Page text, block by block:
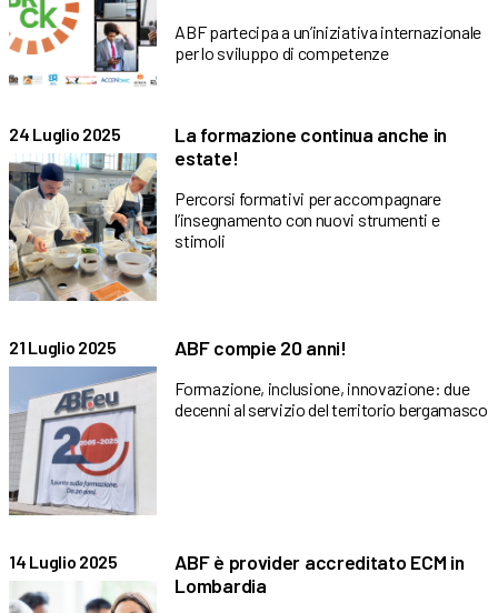
ABF partecipa a un’iniziativa internazionale
per lo sviluppo di competenze
24 Luglio 2025
La formazione continua anche in
estate!
Percorsi formativi per accompagnare
l’insegnamento con nuovi strumenti e
stimoli
21 Luglio 2025 ABF compie 20 anni!
Formazione, inclusione, innovazione: due
decenni al servizio del territorio bergamasco
14 Luglio 2025
ABF è provider accreditato ECM in
Lombardia